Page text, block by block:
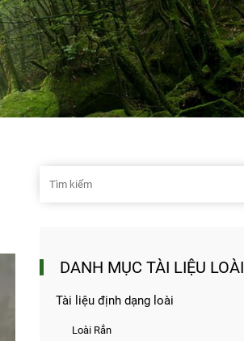
DANH MỤC TÀI LIỆU LOÀI
Tài liệu định dạng loài
Loài Rắn